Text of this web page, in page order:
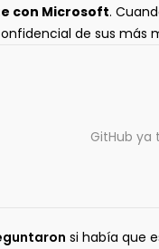
con Microsoft.
de sus más
GitHub ya
si había que